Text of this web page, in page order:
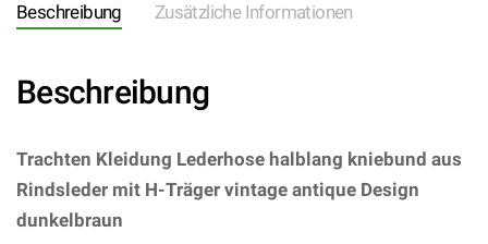
Beschreibung Zusätzliche Informationen
Beschreibung
Trachten Kleidung Lederhose halblang kniebund aus
Rindsleder mit H-Träger vintage antique Design
dunkelbraun